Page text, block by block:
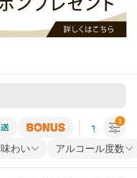
すべての条
味わい アルコール度数
1